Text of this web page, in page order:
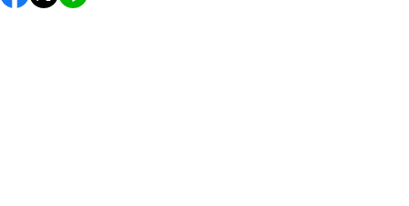
し上がりください。